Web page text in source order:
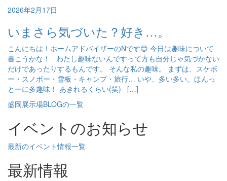
2026年2月17日
いまさら気づいた？好き…。
こんにちは！ホームアドバイザーのNです😊 今日は趣味について
書こうかな！ わたし趣味ないんですって方も自分じゃ気づかない
だけであったりするもんです。 そんな私の趣味。 まずは、スケボ
ー・スノボー・雪板・キャンプ・旅行… いや、多い多い。ほんっ
とーに多趣味！ あきれるくらい(笑) […]
盛岡展示場BLOGの一覧
イベントのお知らせ
最新のイベント情報一覧
最新情報